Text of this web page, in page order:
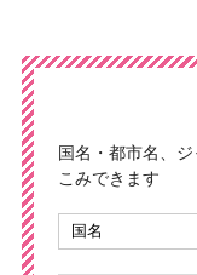
国名・都市名、
こみできます